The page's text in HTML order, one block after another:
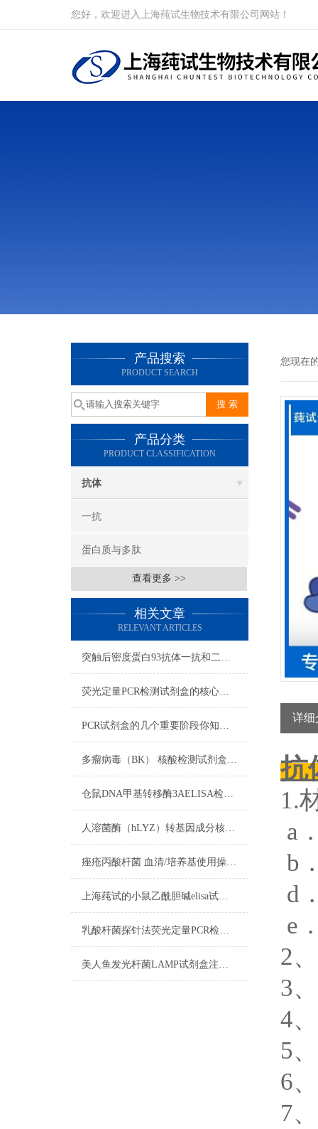
您好，欢迎进入上海莼试生物技术有限公司网站！
产品搜索
PRODUCT SEARCH
产品分类
PRODUCT CLASSIFICATION
抗体
一抗
蛋白质与多肽
查看更多 >>
相关文章
RELEVANT ARTICLES
突触后密度蛋白93抗体一抗和二抗的区别
荧光定量PCR检测试剂盒的核心在于“实时”与“定量”
PCR试剂盒的几个重要阶段你知道吗？
多瘤病毒（BK） 核酸检测试剂盒（PCR-荧光探针法）反应流程常规程序
仓鼠DNA甲基转移酶3AELISA检测试剂盒​使用注意说明
人溶菌酶（hLYZ）转基因成分核酸检测试剂盒​的试剂准备
痤疮丙酸杆菌 血清/培养基使用操作方法
上海莼试的小鼠乙酰胆碱elisa试剂盒是您科研试剂领域中的可信伙伴
乳酸杆菌探针法荧光定量PCR检测试剂盒使用方法
美人鱼发光杆菌LAMP试剂盒注意事项
您现在
详细
抗
1.
a
b
d
e
2
3
4
5
6
7